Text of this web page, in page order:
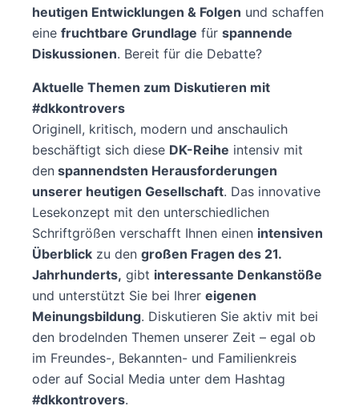
heutigen Entwicklungen & Folgen und schaffen
eine fruchtbare Grundlage für spannende
Diskussionen. Bereit für die Debatte?
Aktuelle Themen zum Diskutieren mit
#dkkontrovers
Originell, kritisch, modern und anschaulich
beschäftigt sich diese DK-Reihe intensiv mit
den spannendsten Herausforderungen
unserer heutigen Gesellschaft. Das innovative
Lesekonzept mit den unterschiedlichen
Schriftgrößen verschafft Ihnen einen intensiven
Überblick zu den großen Fragen des 21.
Jahrhunderts, gibt interessante Denkanstöße
und unterstützt Sie bei Ihrer eigenen
Meinungsbildung. Diskutieren Sie aktiv mit bei
den brodelnden Themen unserer Zeit – egal ob
im Freundes-, Bekannten- und Familienkreis
oder auf Social Media unter dem Hashtag
#dkkontrovers.